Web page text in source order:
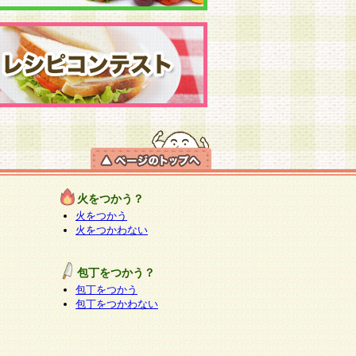
火をつかう？
火をつかう
火をつかわない
包丁をつかう？
包丁をつかう
包丁をつかわない